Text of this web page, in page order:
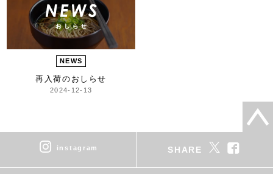
NEWS
再入荷のおしらせ
2024-12-13
instagram SHARE